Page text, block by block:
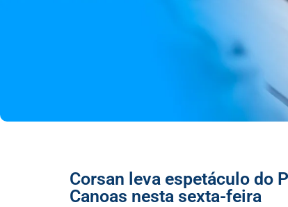
Corsan leva espetáculo do
Canoas nesta sexta-feira